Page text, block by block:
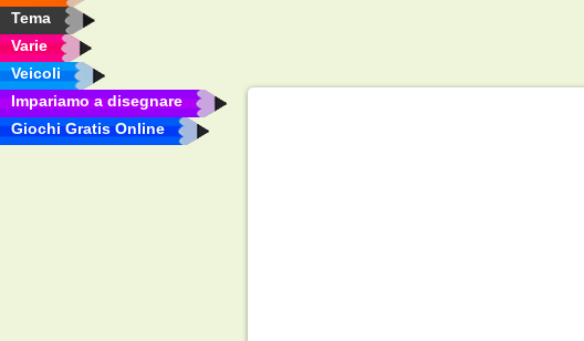
Tema
Varie
Veicoli
Impariamo a disegnare
Giochi Gratis Online